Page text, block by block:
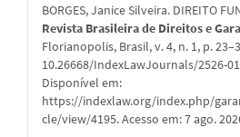
artigo
BORGES, Janice Silveira. DIREITO
Revista Brasileira de Direitos e
Florianopolis, Brasil, v. 4, n. 1, p.
10.26668/IndexLawJournals/2526-
Disponível em:
https://indexlaw.org/index.php/
cle/view/4195. Acesso em: 7 ago.